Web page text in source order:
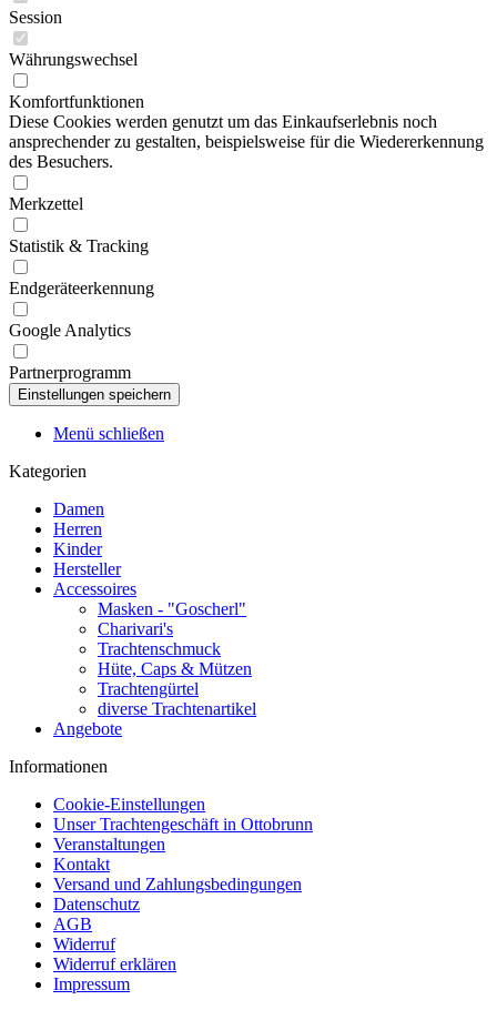
Session
Währungswechsel
Komfortfunktionen
Diese Cookies werden genutzt um das Einkaufserlebnis noch
ansprechender zu gestalten, beispielsweise für die Wiedererkennung
des Besuchers.
Merkzettel
Statistik & Tracking
Endgeräteerkennung
Google Analytics
Partnerprogramm
Menü schließen
Kategorien
Damen
Herren
Kinder
Hersteller
Accessoires
Masken - "Goscherl"
Charivari's
Trachtenschmuck
Hüte, Caps & Mützen
Trachtengürtel
diverse Trachtenartikel
Angebote
Informationen
Cookie-Einstellungen
Unser Trachtengeschäft in Ottobrunn
Veranstaltungen
Kontakt
Versand und Zahlungsbedingungen
Datenschutz
AGB
Widerruf
Widerruf erklären
Impressum